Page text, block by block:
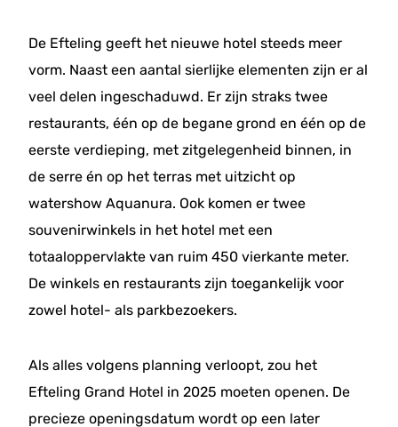
De Efteling geeft het nieuwe hotel steeds meer
vorm. Naast een aantal sierlijke elementen zijn er al
veel delen ingeschaduwd. Er zijn straks twee
restaurants, één op de begane grond en één op de
eerste verdieping, met zitgelegenheid binnen, in
de serre én op het terras met uitzicht op
watershow Aquanura. Ook komen er twee
souvenirwinkels in het hotel met een
totaaloppervlakte van ruim 450 vierkante meter.
De winkels en restaurants zijn toegankelijk voor
zowel hotel- als parkbezoekers.
Als alles volgens planning verloopt, zou het
Efteling Grand Hotel in 2025 moeten openen. De
precieze openingsdatum wordt op een later